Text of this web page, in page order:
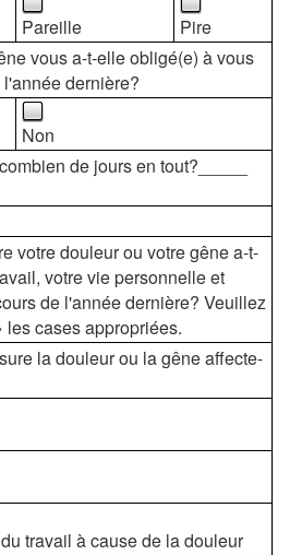
Pareille
Pire
vous a-t-elle obligé(e) à vous
dernière?
Non
de jours en tout?_____
votre douleur ou votre gêne a-t-
votre vie personnelle et
de l'année dernière? Veuillez
les cases appropriées.
la douleur ou la gêne affecte-
travail à cause de la douleur